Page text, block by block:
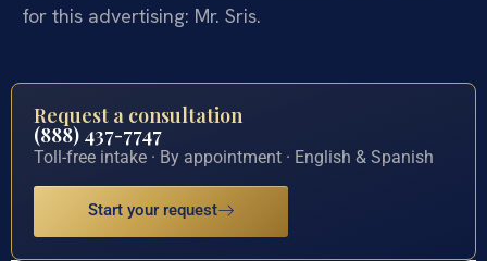
for this advertising: Mr. Sris.
Request a consultation
(888) 437-7747
Toll-free intake · By appointment · English & Spanish
Start your request